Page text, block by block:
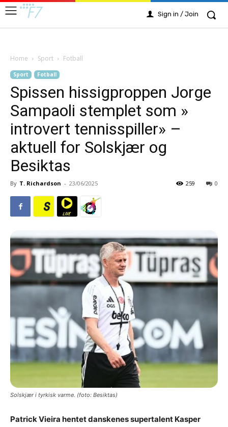
Sign in / Join
Home Sport Fotball
Sport Fotball
Spissen hissigproppen Jorge
Sampaoli stemplet som »
introvert tennisspiller» –
aktuell for Solskjær og
Besiktas
By T. Richardson - 23/06/2025 0
259
Solskjær i tyrkisk varme. (foto: Besiktas)
Patrick Vieira hentet danskenes supertalent Kasper